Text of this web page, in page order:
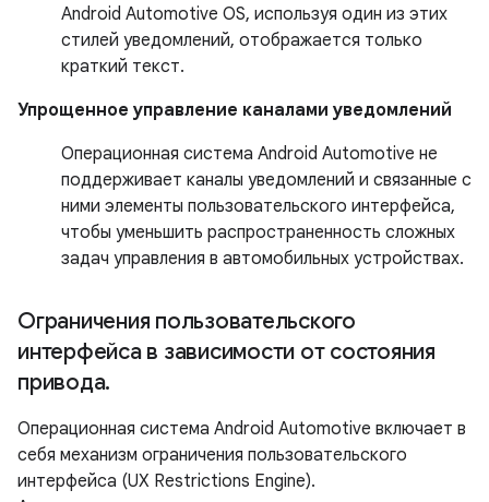
Android Automotive OS, используя один из этих
стилей уведомлений, отображается только
краткий текст.
Упрощенное управление каналами уведомлений
Операционная система Android Automotive не
поддерживает каналы уведомлений и связанные с
ними элементы пользовательского интерфейса,
чтобы уменьшить распространенность сложных
задач управления в автомобильных устройствах.
Ограничения пользовательского
интерфейса в зависимости от состояния
привода.
Операционная система Android Automotive включает в
себя механизм ограничения пользовательского
интерфейса (UX Restrictions Engine).